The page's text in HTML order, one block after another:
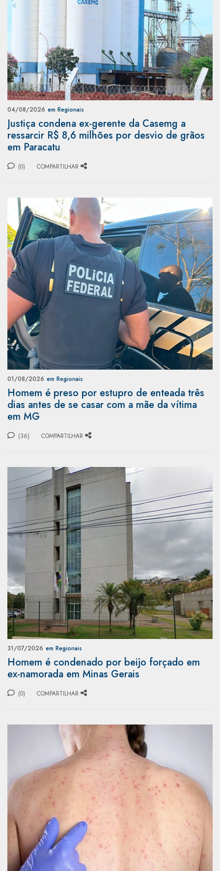
04/08/2026 em Regionais
Justiça condena ex-gerente da Casemg a
ressarcir R$ 8,6 milhões por desvio de grãos
em Paracatu
(0) COMPARTILHAR
01/08/2026 em Regionais
Homem é preso por estupro de enteada três
dias antes de se casar com a mãe da vítima
em MG
(36) COMPARTILHAR
31/07/2026 em Regionais
Homem é condenado por beijo forçado em
ex-namorada em Minas Gerais
(0) COMPARTILHAR